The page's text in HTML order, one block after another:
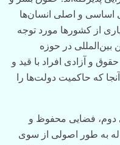
اساسی و اصلی انسان‌ها
از کشورها مورد توجه
بین‌المللی در حوزه
و آزادی افراد با قید و
که حاکمیت دولت‌ها را
دوم، فضایی محفوظ و
به طور اصولی از سوی